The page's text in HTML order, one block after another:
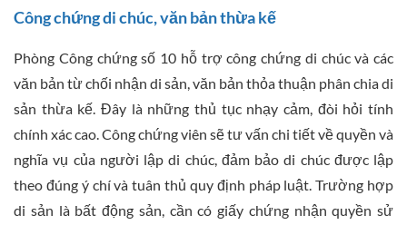
Công chứng di chúc, văn bản thừa kế
Phòng Công chứng số 10 hỗ trợ công chứng di chúc và các
văn bản từ chối nhận di sản, văn bản thỏa thuận phân chia di
sản thừa kế. Đây là những thủ tục nhạy cảm, đòi hỏi tính
chính xác cao. Công chứng viên sẽ tư vấn chi tiết về quyền và
nghĩa vụ của người lập di chúc, đảm bảo di chúc được lập
theo đúng ý chí và tuân thủ quy định pháp luật. Trường hợp
di sản là bất động sản, cần có giấy chứng nhận quyền sử